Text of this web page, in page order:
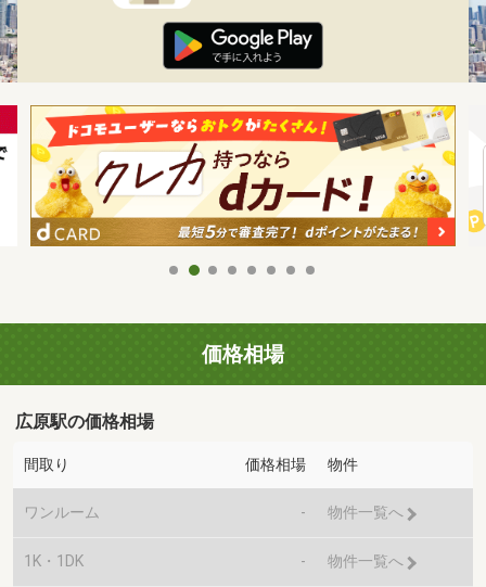
価格相場
広原駅の価格相場
間取り 価格相場 物件
ワンルーム - 物件一覧へ
1K・1DK - 物件一覧へ